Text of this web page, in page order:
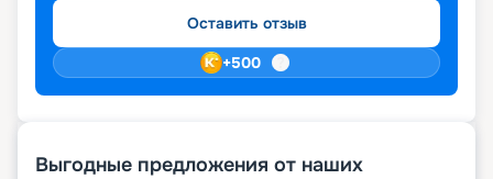
Оставить отзыв
+500
Выгодные предложения от наших